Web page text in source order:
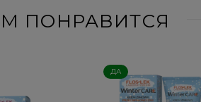
ПОНРАВИТСЯ
ДА